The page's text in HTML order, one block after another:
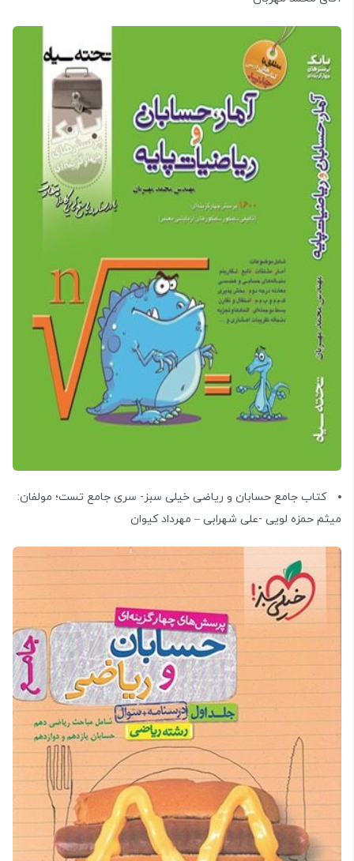
کتاب جامع حسابان و ریاضی خیلی سبز- سری جامع تست؛ مولفان:
میثم حمزه لویی -علی شهرابی – مهرداد کیوان